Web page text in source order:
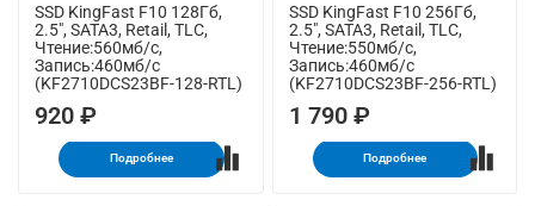
SSD KingFast F10 128Гб,
2.5", SATA3, Retail, TLC,
Чтение:560мб/с,
Запись:460мб/с
(KF2710DCS23BF-128-RTL)
920 ₽
Подробнее
SSD KingFast F10 256Гб,
2.5", SATA3, Retail, TLC,
Чтение:550мб/с,
Запись:460мб/с
(KF2710DCS23BF-256-RTL)
1 790 ₽
Подробнее